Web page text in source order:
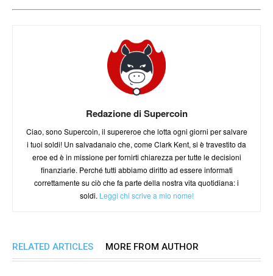
Redazione di Supercoin
Ciao, sono Supercoin, il supereroe che lotta ogni giorni per salvare
i tuoi soldi! Un salvadanaio che, come Clark Kent, si è travestito da
eroe ed è in missione per fornirti chiarezza per tutte le decisioni
finanziarie. Perché tutti abbiamo diritto ad essere informati
correttamente su ciò che fa parte della nostra vita quotidiana: i
soldi. Leggi chi scrive a mio nome!
RELATED ARTICLES MORE FROM AUTHOR